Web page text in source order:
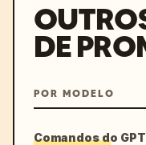
DE
POR MODELO
Comandos do